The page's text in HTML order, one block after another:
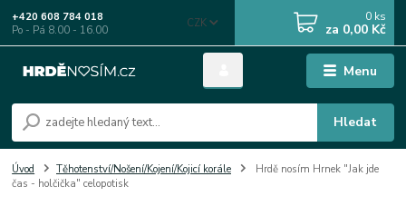
Menu
CZK
Hledat
+420 608 784 018
Po - Pá 8.00 - 16.00
0 ks
za 0,00 Kč
Úvod Těhotenství/Nošení/Kojení/Kojicí korále
Hrdě nosím Hrnek "Jak jde
čas - holčička" celopotisk